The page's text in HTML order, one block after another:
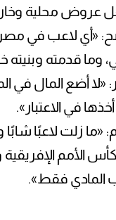
عروض محلية
«أي لاعب في مصر
وما قدمته
«لا أضع المال في
في الاعتبار».
«ما زلت لاعبًا
الأمم
المادي فقط».